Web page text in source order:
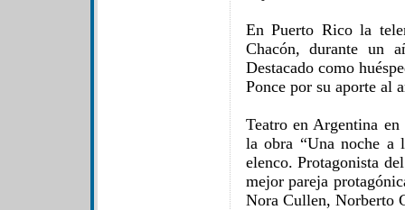
En Puerto Rico la
Chacón, durante un
Destacado como
Ponce por su aporte al
Teatro en Argentina
la obra “Una noche a
elenco. Protagonista
mejor pareja
Nora Cullen, Norberto